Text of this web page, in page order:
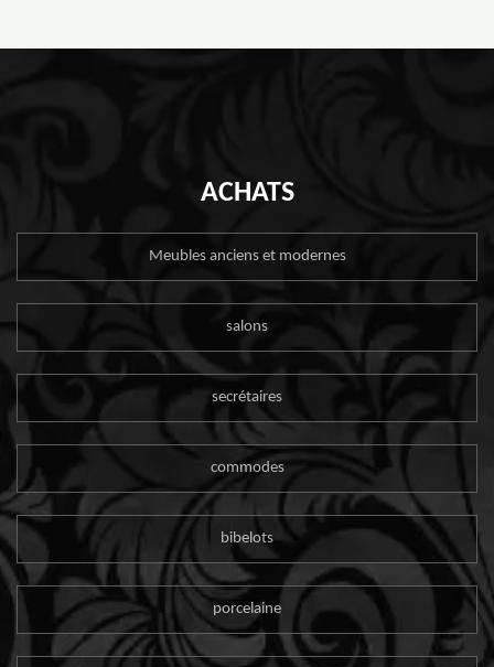
ACHATS
Meubles anciens et modernes
salons
secrétaires
commodes
bibelots
porcelaine